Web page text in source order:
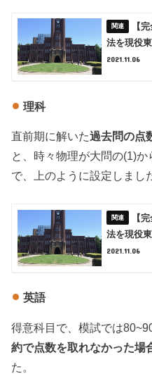
【
法を現役
2021.11.06
理科
直前期に解いた過去問の点
と、時々物理が大問の(1)
で、上のように設定しまし
【
法を現役
2021.11.06
英語
得意科目で、模試では
約で点数を取れなかった場
た。